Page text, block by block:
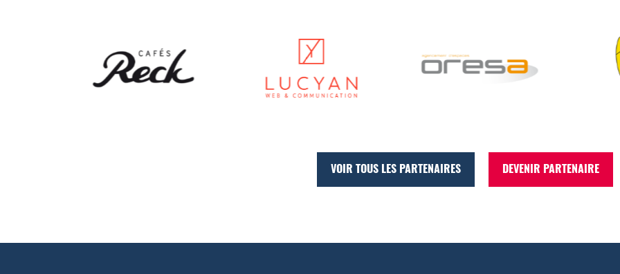
VOIR TOUS LES PARTENAIRES DEVENIR PARTENAIRE